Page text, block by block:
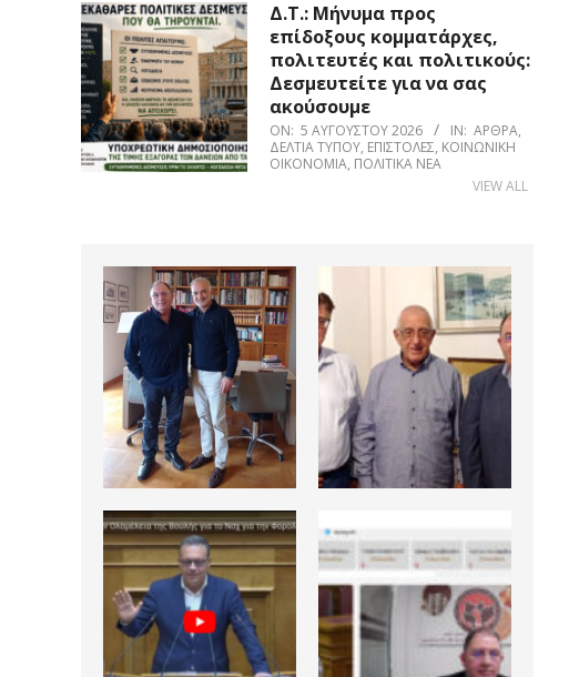
Δ.Τ.: Μήνυμα προς
επίδοξους κομματάρχες,
πολιτευτές και πολιτικούς:
Δεσμευτείτε για να σας
ακούσουμε
ON: 5 ΑΥΓΟΎΣΤΟΥ 2026 IN: ΆΡΘΡΑ,
ΔΕΛΤΊΑ ΤΎΠΟΥ, ΕΠΙΣΤΟΛΈΣ, ΚΟΙΝΩΝΙΚΉ
ΟΙΚΟΝΟΜΊΑ, ΠΟΛΙΤΙΚΆ ΝΈΑ
VIEW ALL